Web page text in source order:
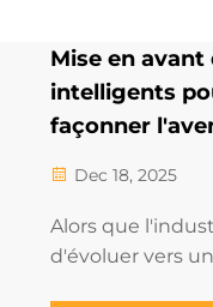
Mise en
intelligents
façonner
Dec 18, 2025
Alors que
d'évoluer vers